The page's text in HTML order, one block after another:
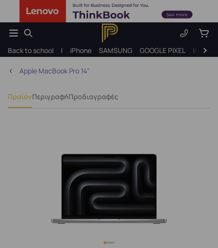
Back to school | iPhone SAMSUNG GOOGLE PIXEL Ιδέες
Apple MacBook Pro 14"
ΠροϊόνΠεριγραφήΠροδιαγραφές